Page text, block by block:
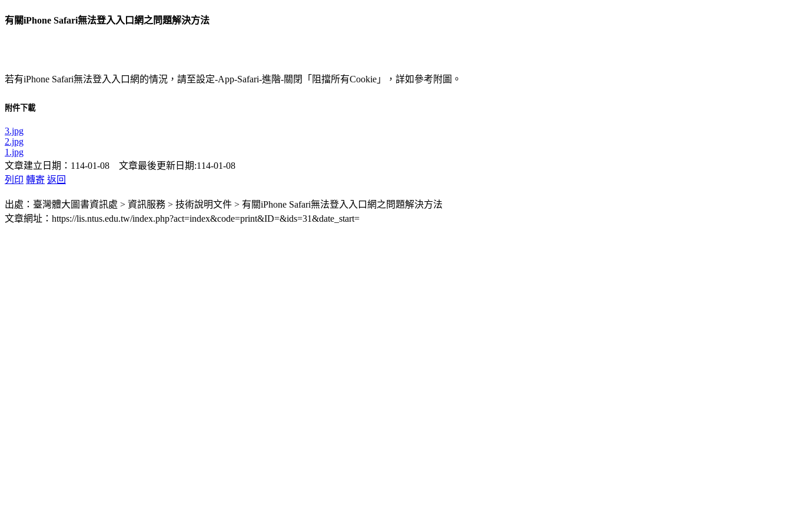
有關iPhone Safari無法登入入口網之問題解決方法
若有iPhone Safari無法登入入口網的情況，請至設定-App-Safari-進階-關閉「阻擋所有Cookie」，詳如參考附圖。
附件下載
3.jpg
2.jpg
1.jpg
文章建立日期：114-01-08 文章最後更新日期:114-01-08
列印 轉寄 返回
出處：臺灣體大圖書資訊處 > 資訊服務 > 技術說明文件 > 有關iPhone Safari無法登入入口網之問題解決方法
文章網址：https://lis.ntus.edu.tw/index.php?act=index&code=print&ID=&ids=31&date_start=